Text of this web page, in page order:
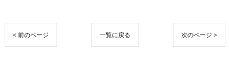
< 前のページ 一覧に戻る 次のページ >